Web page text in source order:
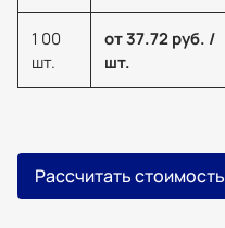
1 00
шт.
от 37.72 руб. /
шт.
Рассчитать стоимость